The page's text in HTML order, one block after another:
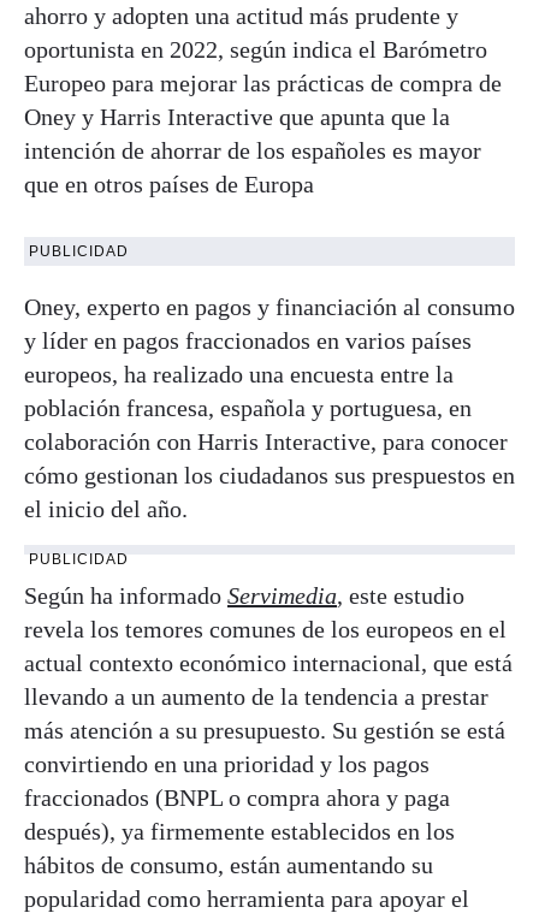
ahorro y adopten una actitud más prudente y
oportunista en 2022, según indica el Barómetro
Europeo para mejorar las prácticas de compra de
Oney y Harris Interactive que apunta que la
intención de ahorrar de los españoles es mayor
que en otros países de Europa
PUBLICIDAD
Oney, experto en pagos y financiación al consumo
y líder en pagos fraccionados en varios países
europeos, ha realizado una encuesta entre la
población francesa, española y portuguesa, en
colaboración con Harris Interactive, para conocer
cómo gestionan los ciudadanos sus prespuestos en
el inicio del año.
PUBLICIDAD
Según ha informado Servimedia, este estudio
revela los temores comunes de los europeos en el
actual contexto económico internacional, que está
llevando a un aumento de la tendencia a prestar
más atención a su presupuesto. Su gestión se está
convirtiendo en una prioridad y los pagos
fraccionados (BNPL o compra ahora y paga
después), ya firmemente establecidos en los
hábitos de consumo, están aumentando su
popularidad como herramienta para apoyar el